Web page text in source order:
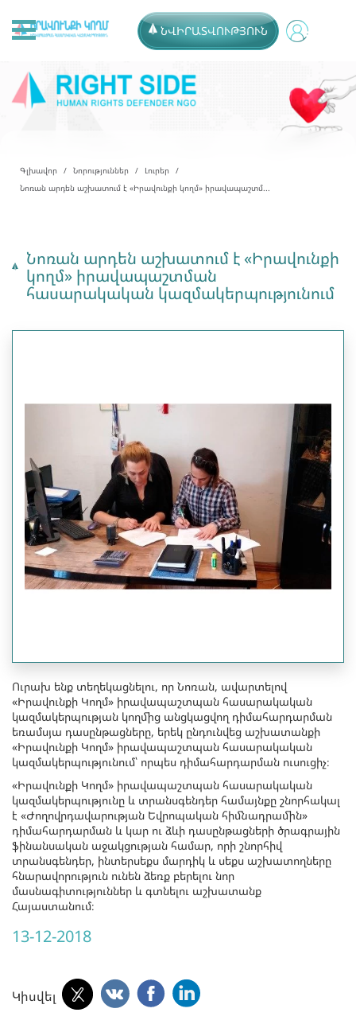
ՆՎԻՐԱՏՎՈՒԹՅՈՒՆ
Գլխավոր Նորություններ
Լուրեր
Նոռան արդեն աշխատում է «Իրավունքի կողմ» իրավապաշտմ...
Նոռան արդեն աշխատում է «Իրավունքի
կողմ» իրավապաշտման
հասարակական կազմակերպությունում
Ուրախ ենք տեղեկացնելու, որ Նոռան, ավարտելով
«Իրավունքի Կողմ» իրավապաշտպան հասարակական
կազմակերպության կողմից անցկացվող դիմահարդարման
եռամսյա դասընթացները, երեկ ընդունվեց աշխատանքի
«Իրավունքի Կողմ» իրավապաշտպան հասարակական
կազմակերպությունում՝ որպես դիմահարդարման ուսուցիչ։
«Իրավունքի Կողմ» իրավապաշտպան հասարակական
կազմակերպությունը և տրանսգենդեր համայնքը շնորհակալ
է «Ժողովրդավարության Եվրոպական հիմնադրամին»
դիմահարդարման և կար ու ձևի դասընթացների ծրագրային
ֆինանսական աջակցության համար, որի շնորհիվ
տրանսգենդեր, ինտերսեքս մարդիկ և սեքս աշխատողները
հնարավորություն ունեն ձեռք բերելու նոր
մասնագիտություններ և գտնելու աշխատանք
Հայաստանում։
13-12-2018
Կիսվել